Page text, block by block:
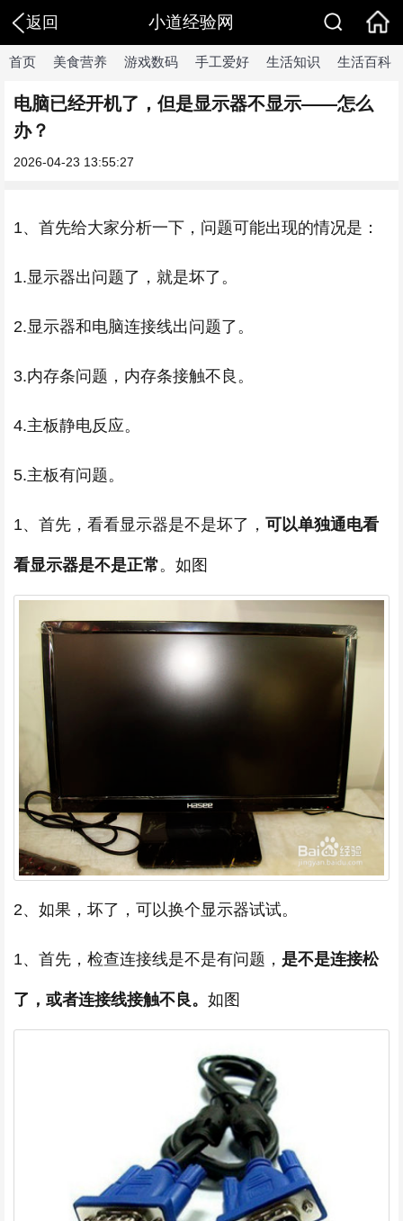
返回 小道经验网
首页 美食营养 游戏数码 手工爱好 生活知识 生活百科
电脑已经开机了，但是显示器不显示——怎么
办？
2026-04-23 13:55:27
1、首先给大家分析一下，问题可能出现的情况是：
1.显示器出问题了，就是坏了。
2.显示器和电脑连接线出问题了。
3.内存条问题，内存条接触不良。
4.主板静电反应。
5.主板有问题。
1、首先，看看显示器是不是坏了， 可以单独通电看
看显示器是不是正常。如图
2、如果，坏了，可以换个显示器试试。
1、首先，检查连接线是不是有问题， 是不是连接松
了，或者连接线接触不良。 如图